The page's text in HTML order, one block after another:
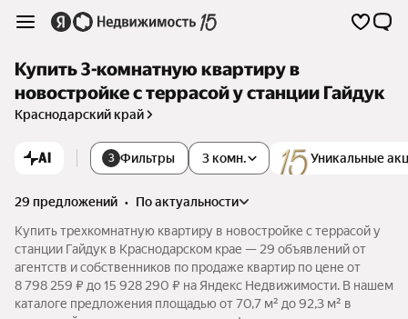
Купить 3-комнатную квартиру в
новостройке с террасой у станции Гайдук
Краснодарский край
AI 3 Фильтры Уникальные
3 комн.
29 предложений •
по актуальности
Купить трехкомнатную квартиру в новостройке с террасой у
станции Гайдук в Краснодарском крае — 29 объявлений от
агентств и собственников по продаже квартир по цене от
8 798 259 ₽ до 15 928 290 ₽ на Яндекс Недвижимости. В нашем
каталоге предложения площадью от 70,7 м² до 92,3 м² в